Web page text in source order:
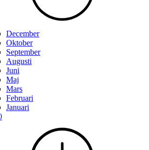
December
Oktober
September
Augusti
Juni
Maj
Mars
Februari
Januari